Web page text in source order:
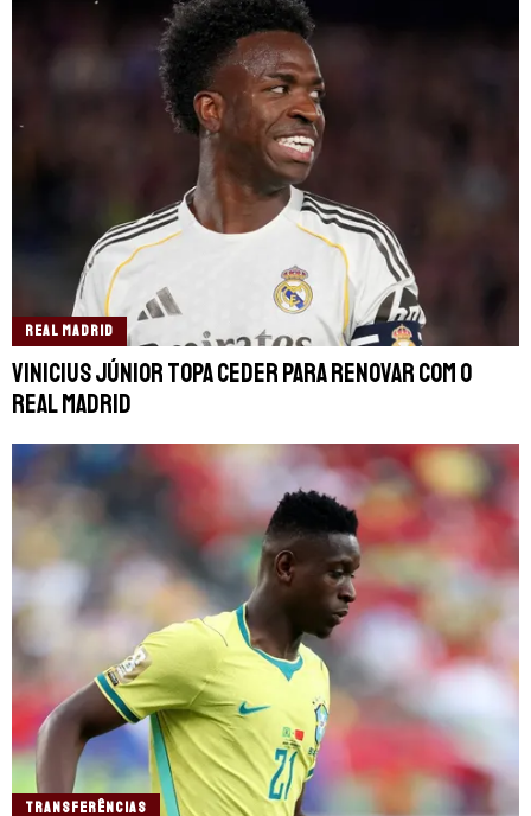
REAL MADRID
Vinicius Júnior topa ceder para renovar com o
Real Madrid
TRANSFERÊNCIAS